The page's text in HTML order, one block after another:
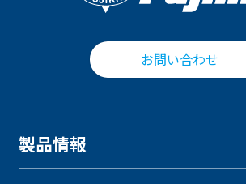
Language：日本語／ English
お問い合わせ
製品情報